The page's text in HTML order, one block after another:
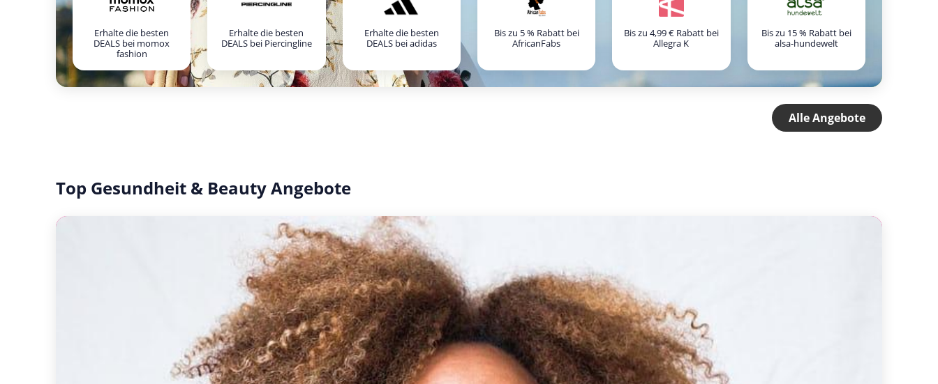
Erhalte die besten
DEALS bei momox
fashion
Erhalte die besten
DEALS bei Piercingline
Erhalte die besten
DEALS bei adidas
Bis zu 5 % Rabatt bei
AfricanFabs
Bis zu 4,99 € Rabatt bei
Allegra K
Bis zu 15 % Rabatt bei
alsa-hundewelt
Alle Angebote
Top Gesundheit & Beauty Angebote